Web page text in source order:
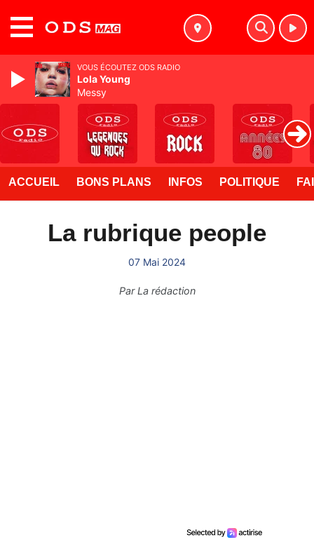
ACCUEIL BONS PLANS INFOS POLITIQUE
La rubrique people
07 Mai 2024
ParLa rédaction
VOUS ÉCOUTEZ ODS RADIO
Lola Young
Messy